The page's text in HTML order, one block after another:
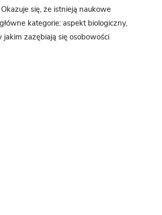
się, że istnieją naukowe
kategorie: aspekt biologiczny,
zazębiają się osobowości